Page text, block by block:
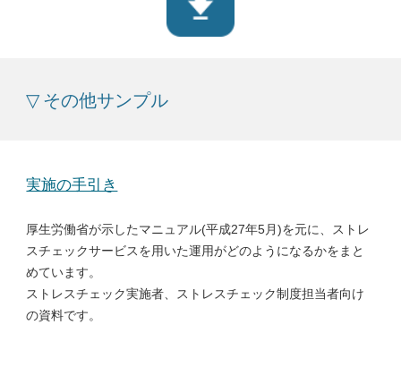
▽ その他サンプル
実施の手引き
厚生労働省が示したマニュアル(平成27年5月)を元に、ストレ
スチェックサービスを用いた運用がどのようになるかをまと
めています。
ストレスチェック実施者、ストレスチェック制度担当者向け
の資料です。